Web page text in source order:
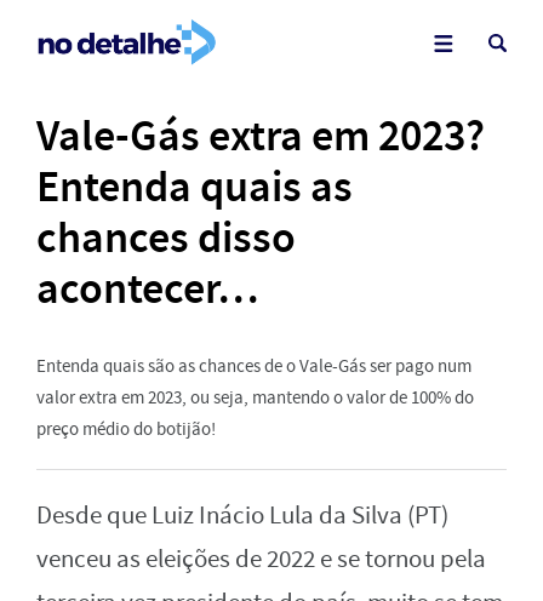
Vale-Gás extra em 2023?
Entenda quais as
chances disso
acontecer…
Entenda quais são as chances de o Vale-Gás ser pago num
valor extra em 2023, ou seja, mantendo o valor de 100% do
preço médio do botijão!
Desde que Luiz Inácio Lula da Silva (PT)
venceu as eleições de 2022 e se tornou pela